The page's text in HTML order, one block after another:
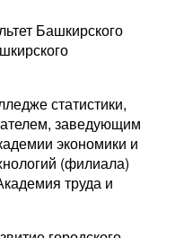
Башкирского
статистики,
заведующим
экономики и
(филиала)
труда и